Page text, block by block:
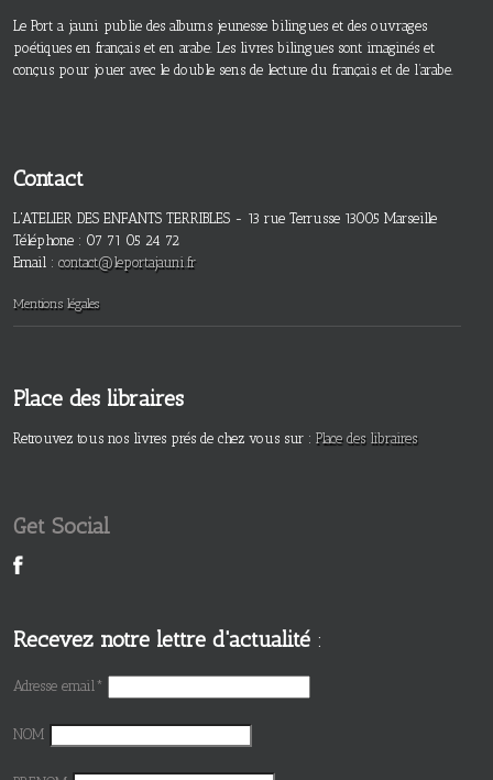
Le Port a jauni publie des albums jeunesse bilingues et des ouvrages
poétiques en français et en arabe. Les livres bilingues sont imaginés et
conçus pour jouer avec le double sens de lecture du français et de l’arabe.
Contact
L'ATELIER DES ENFANTS TERRIBLES - 13 rue Terrusse 13005 Marseille
Téléphone : 07 71 05 24 72
Email : contact@leportajauni.fr
Mentions légales
Place des libraires
Retrouvez tous nos livres prés de chez vous sur : Place des libraires
Get Social
Recevez notre lettre d'actualité :
Adresse email*
NOM